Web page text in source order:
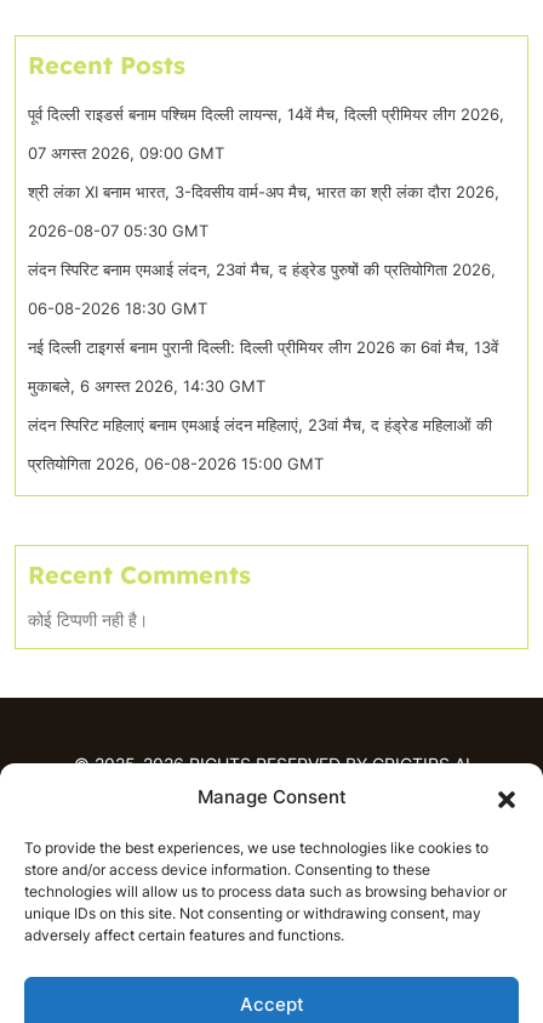
Manage Consent
To provide the best experiences, we use technologies like cookies to
store and/or access device information. Consenting to these
technologies will allow us to process data such as browsing behavior or
unique IDs on this site. Not consenting or withdrawing consent, may
adversely affect certain features and functions.
Accept
Recent Posts
पूर्व दिल्ली राइडर्स बनाम पश्चिम दिल्ली लायन्स, 14वें मैच, दिल्ली प्रीमियर लीग 2026,
07 अगस्त 2026, 09:00 GMT
श्री लंका XI बनाम भारत, 3-दिवसीय वार्म-अप मैच, भारत का श्री लंका दौरा 2026,
2026-08-07 05:30 GMT
लंदन स्पिरिट बनाम एमआई लंदन, 23वां मैच, द हंड्रेड पुरुषों की प्रतियोगिता 2026,
06-08-2026 18:30 GMT
नई दिल्ली टाइगर्स बनाम पुरानी दिल्ली: दिल्ली प्रीमियर लीग 2026 का 6वां मैच, 13वें
मुकाबले, 6 अगस्त 2026, 14:30 GMT
लंदन स्पिरिट महिलाएं बनाम एमआई लंदन महिलाएं, 23वां मैच, द हंड्रेड महिलाओं की
प्रतियोगिता 2026, 06-08-2026 15:00 GMT
Recent Comments
कोई टिप्पणी नही है।
© 2025-2026 RIGHTS RESERVED BY CRICTIPS.AI
भविष्यवाणियाँ
आईपीएल भविष्यवाणियाँ
टी20 लीग भविष्यवाणियाँ
महिला क्रिकेट
नवीनतम क्रिकेट भविष्यवाणियाँ
भविष्यवाणी विश्लेषण
समाचार
आईपीएल समाचार